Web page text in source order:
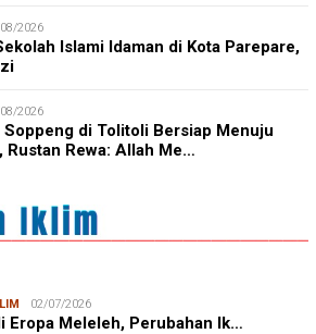
2026
Islami Idaman di Kota Parepare,
2026
Soppeng di Tolitoli Bersiap Menuju
Rustan Rewa: Allah Me…
02/07/2026
Eropa Meleleh, Perubahan Ik…